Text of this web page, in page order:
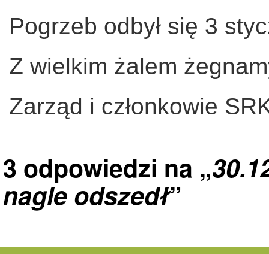
Pogrzeb odbył się 3
Z wielkim żalem
Zarząd i członkowie
3 odpowiedzi na „
nagle odszedł”